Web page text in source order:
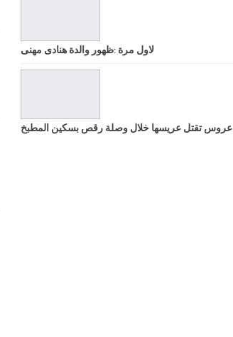
لاول مرة :ظهور والدة هنادى مهنى
عروس تقتل عريسها خلال وصلة رقص بسكين المطبخ